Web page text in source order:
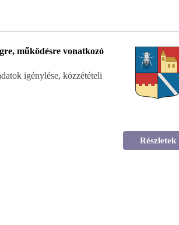
működésre vonatkozó
igénylése, közzétételi
Részletek